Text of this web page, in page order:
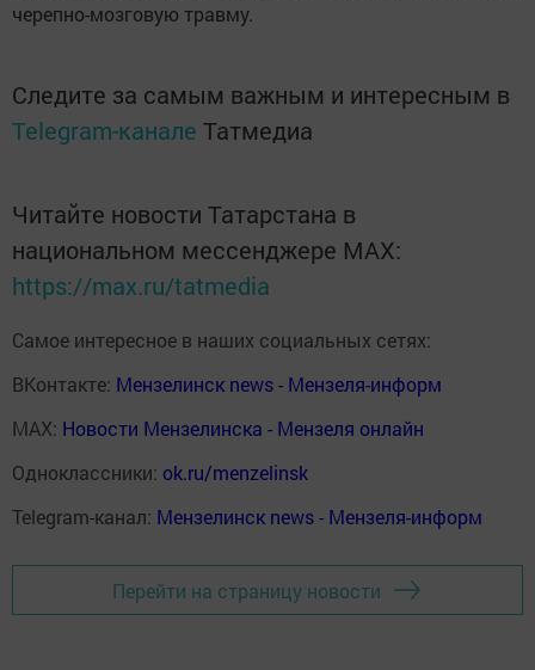
черепно-мозговую травму.
Следите за самым важным и интересным в
Telegram-канале Татмедиа
Читайте новости Татарстана в
национальном мессенджере MАХ:
https://max.ru/tatmedia
Самое интересное в наших социальных сетях:
ВКонтакте: Мензелинск news - Мензеля-информ
MAX: Новости Мензелинска - Мензеля онлайн
Одноклассники: ok.ru/menzelinsk
Telegram-канал: Мензелинск news - Мензеля-информ
Перейти на страницу новости